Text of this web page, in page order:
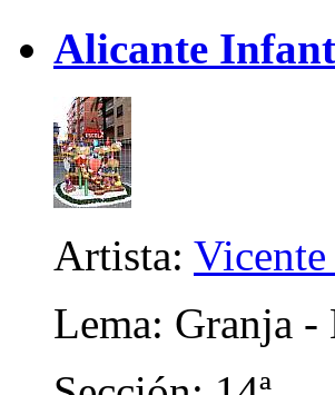
Alicante
Artista: Vicente
Lema: Granja -